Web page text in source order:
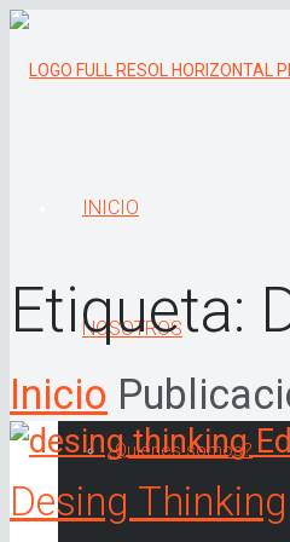
INICIO
NOSOTROS
¿Quiénes somos?
Etiqueta:
Inicio
Desing Thinking